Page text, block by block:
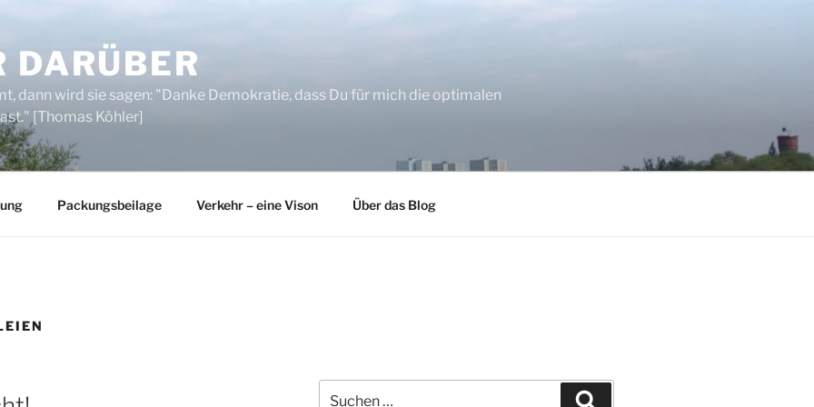
DARÜBER
dann wird sie sagen: "Danke Demokratie, dass Du für mich die optimalen
[Thomas Köhler]
Packungsbeilage Verkehr – eine Vison Über das Blog